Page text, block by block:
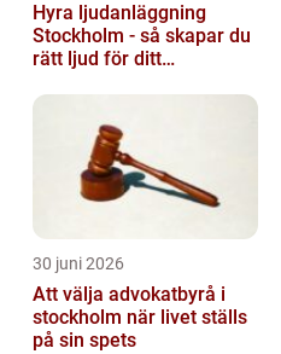
Hyra ljudanläggning
Stockholm - så skapar du
rätt ljud för ditt
30 juni 2026
Att välja advokatbyrå i
stockholm när livet ställs
på sin spets